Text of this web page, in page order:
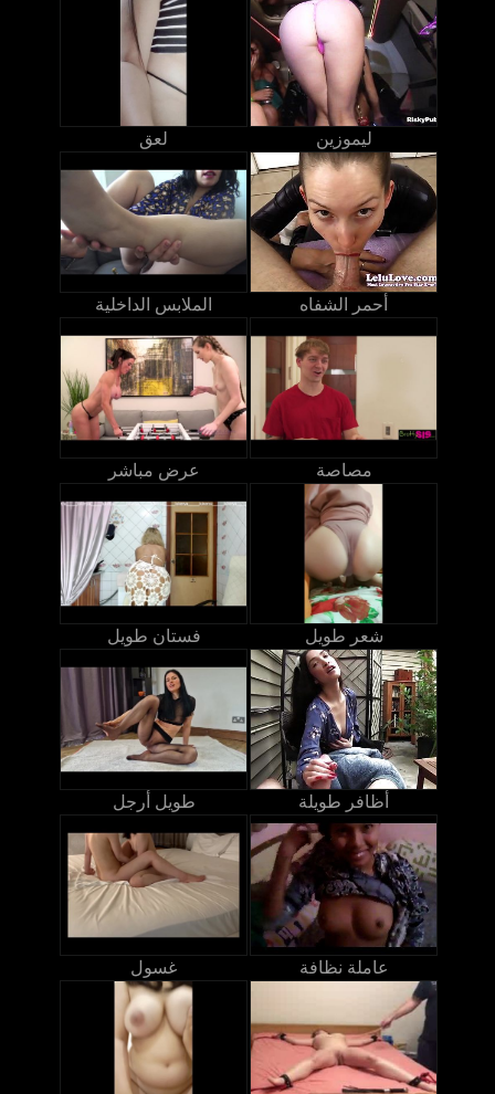
لعق ليموزين
الملابس الداخلية أحمر الشفاه
عرض مباشر مصاصة
فستان طويل شعر طويل
طويل أرجل أظافر طويلة
غسول عاملة نظافة